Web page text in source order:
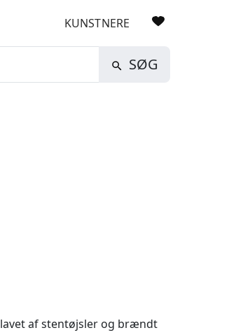
KUNSTNERE
SØG
af stentøjsler og brændt